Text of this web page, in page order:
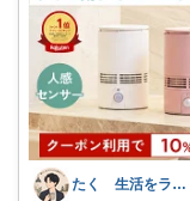
たく 生活をラクにする生活雑貨